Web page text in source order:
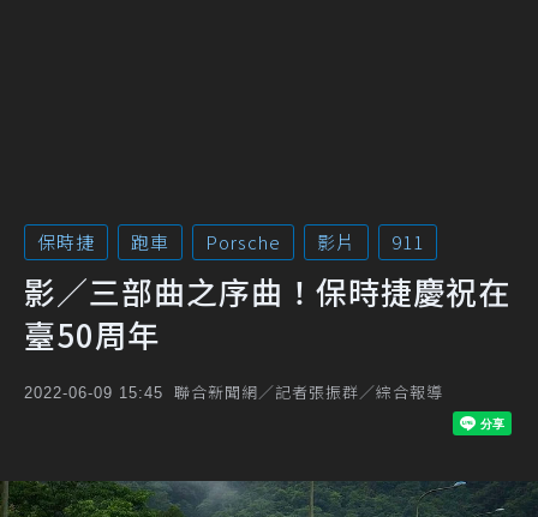
保時捷 跑車 Porsche 影片 911
影／三部曲之序曲！保時捷慶祝在
臺50周年
2022-06-09 15:45 聯合新聞網／記者張振群／綜合報導